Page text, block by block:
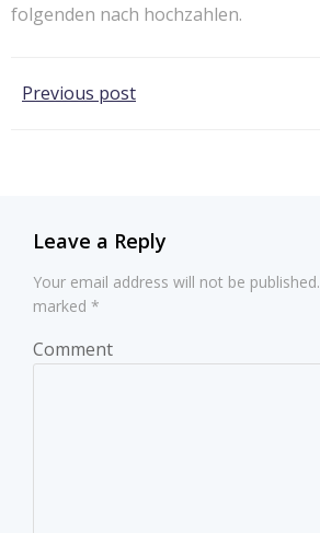
folgenden nach hochzahlen.
Post
Previous post
Leave a Reply
Your email address will not be published.
marked *
Comment